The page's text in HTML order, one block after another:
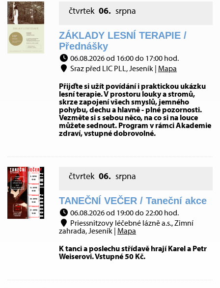
čtvrtek 06. srpna
ZÁKLADY LESNÍ TERAPIE /
Přednášky
06.08.2026 od 16:00 do 17:00 hod.
Sraz před LIC PLL, Jeseník | Mapa
Přijďte si užít povídání i praktickou ukázku
lesní terapie. V prostoru louky a stromů,
skrze zapojení všech smyslů, jemného
pohybu, dechu a hlavně - plné pozornosti.
Vezměte si s sebou něco, na co si na louce
můžete sednout. Program v rámci Akademie
zdraví, vstupné dobrovolné.
čtvrtek 06. srpna
TANEČNÍ VEČER / Taneční akce
06.08.2026 od 19:00 do 22:00 hod.
Priessnitzovy léčebné lázně a.s., Zimní
zahrada, Jeseník | Mapa
K tanci a poslechu střídavě hrají Karel a Petr
Weiserovi. Vstupné 50 Kč.